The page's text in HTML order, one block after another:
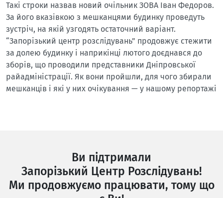
Такі строки назвав новий очільник ЗОВА Іван Федоров.
За його вказівкою з мешканцями будинку проведуть
зустріч, на якій узгодять остаточний варіант.
“Запорізький центр розслідувань” продовжує стежити
за долею будинку і наприкінці лютого доєднався до
зборів, що проводили представники Дніпровської
райадміністрації. Як вони пройшли, для чого збирали
мешканців і які у них очікування — у нашому репортажі
Ви підтримали
Запорізький Центр Розслідувань!
Ми продовжуємо працювати, тому що